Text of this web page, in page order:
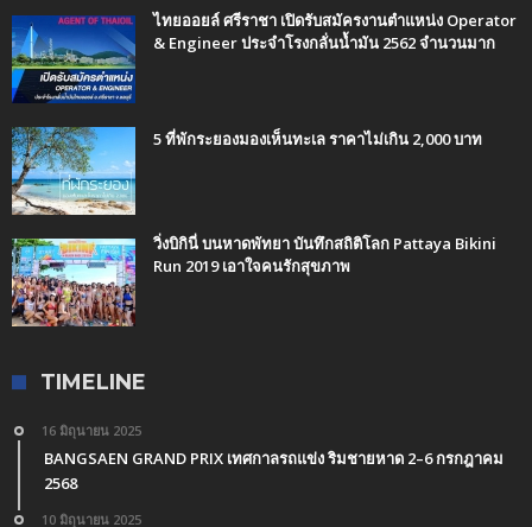
ไทยออยล์ ศรีราชา เปิดรับสมัครงานตำแหน่ง Operator
& Engineer ประจำโรงกลั่นน้ำมัน 2562 จำนวนมาก
5 ที่พักระยองมองเห็นทะเล ราคาไม่เกิน 2,000 บาท
วิ่งบิกินี่ บนหาดพัทยา บันทึกสถิติโลก Pattaya Bikini
Run 2019 เอาใจคนรักสุขภาพ
TIMELINE
16 มิถุนายน 2025
BANGSAEN GRAND PRIX เทศกาลรถแข่ง ริมชายหาด 2–6 กรกฎาคม
2568
10 มิถุนายน 2025